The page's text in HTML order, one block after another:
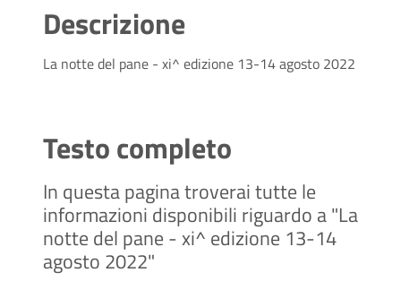
Descrizione
La notte del pane - xi^ edizione 13-14 agosto 2022
Testo completo
In questa pagina troverai tutte le
informazioni disponibili riguardo a "La
notte del pane - xi^ edizione 13-14
agosto 2022"